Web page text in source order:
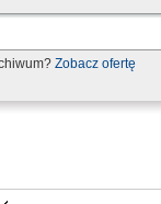
Zobacz ofertę